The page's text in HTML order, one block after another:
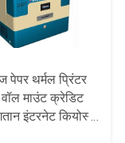
पेपर थर्मल प्रिंटर
माउंट क्रेडिट
इंटरनेट कियोस्क